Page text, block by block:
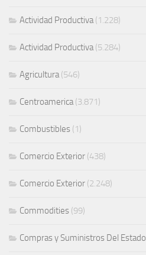
Actividad Productiva (1.228)
Actividad Productiva (5.284)
Agricultura (546)
Centroamerica (3.871)
Combustibles (1)
Comercio Exterior (438)
Comercio Exterior (2.248)
Commodities (99)
Compras y Suministros Del Estado